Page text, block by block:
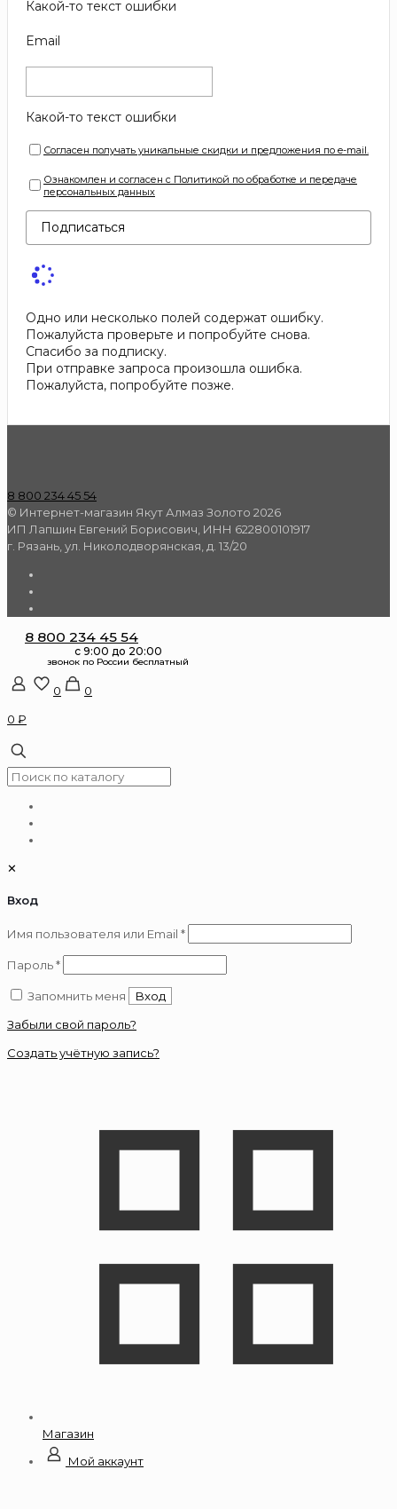
Какой-то текст ошибки
Email
Какой-то текст ошибки
Согласен получать уникальные скидки и предложения по e-mail.
Ознакомлен и согласен с Политикой по обработке и передаче
персональных данных
Подписаться
Одно или несколько полей содержат ошибку.
Пожалуйста проверьте и попробуйте снова.
Спасибо за подписку.
При отправке запроса произошла ошибка.
Пожалуйста, попробуйте позже.
8 800 234 45 54
© Интернет-магазин Якут Алмаз Золото 2026
ИП Лапшин Евгений Борисович, ИНН 622800101917
г. Рязань, ул. Николодворянская, д. 13/20
8 800 234 45 54
0
0
0 ₽
✕
Вход
Имя пользователя или Email *Обязательно
Пароль*Обязательно
Запомнить меня
Вход
Забыли свой пароль?
Создать учётную запись?
Магазин
Мой аккаунт